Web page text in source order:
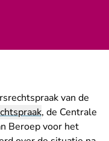
van de
, de Centrale
Beroep voor het